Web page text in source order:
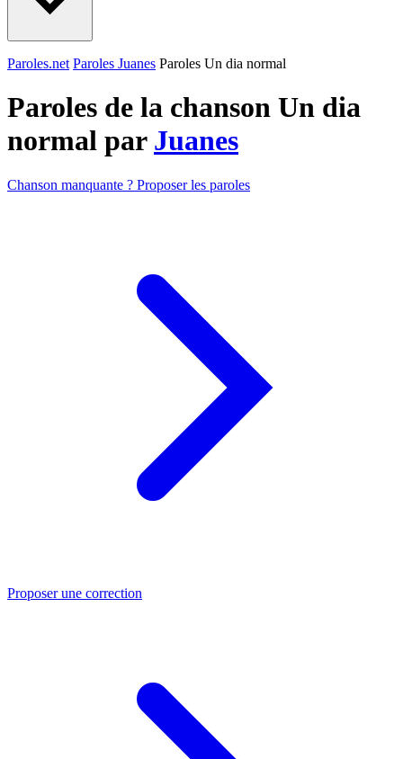
Paroles.net Paroles Juanes Paroles Un dia normal
Paroles de la chanson Un dia
normal par Juanes
Chanson manquante ? Proposer les paroles
Proposer une correction